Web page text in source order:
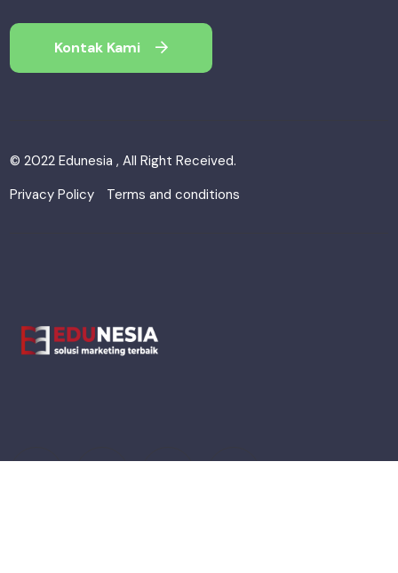
Kontak Kami
© 2022 Edunesia , All Right Received.
Privacy Policy
Terms and conditions